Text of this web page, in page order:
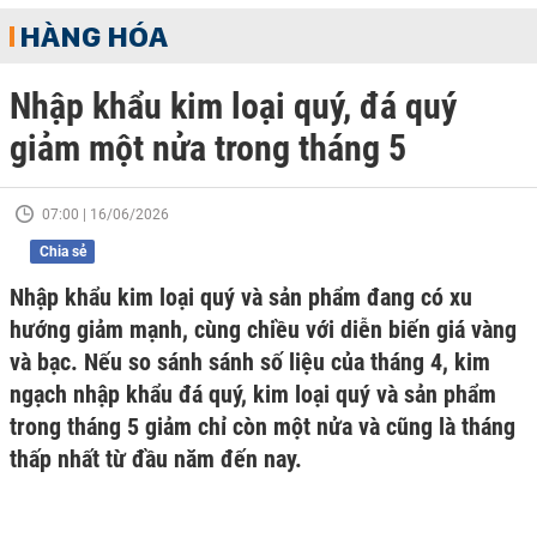
HÀNG HÓA
Nhập khẩu kim loại quý, đá quý
giảm một nửa trong tháng 5
07:00 | 16/06/2026
Chia sẻ
Nhập khẩu kim loại quý và sản phẩm đang có xu
hướng giảm mạnh, cùng chiều với diễn biến giá vàng
và bạc. Nếu so sánh sánh số liệu của tháng 4, kim
ngạch nhập khẩu đá quý, kim loại quý và sản phẩm
trong tháng 5 giảm chỉ còn một nửa và cũng là tháng
thấp nhất từ đầu năm đến nay.